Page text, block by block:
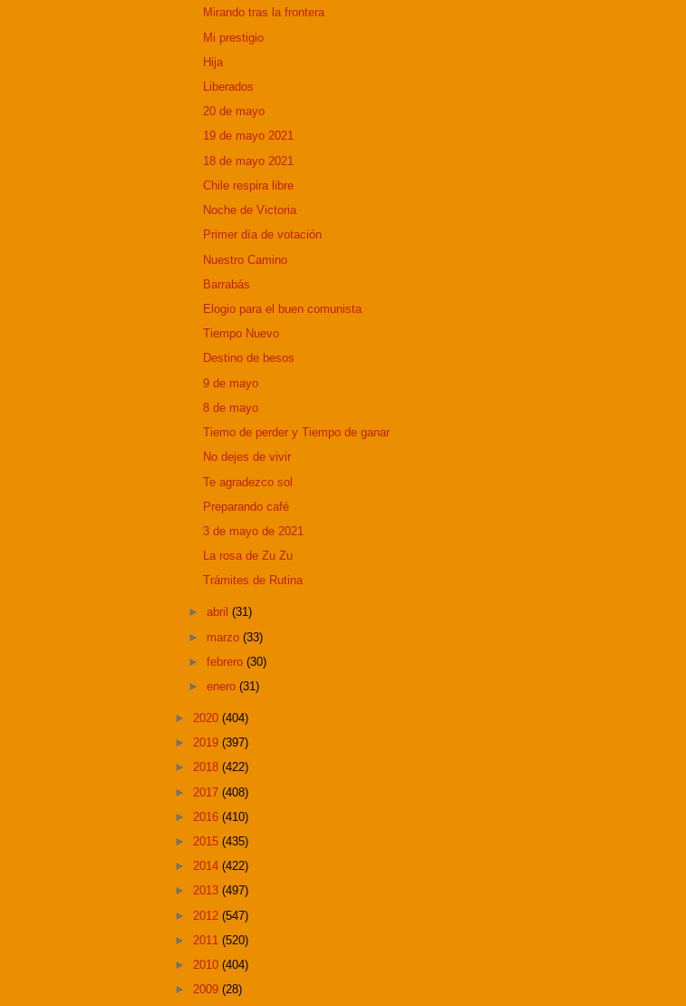
Mirando tras la frontera
Mi prestigio
Hija
Liberados
20 de mayo
19 de mayo 2021
18 de mayo 2021
Chile respira libre
Noche de Victoria
Primer día de votación
Nuestro Camino
Barrabás
Elogio para el buen comunista
Tiempo Nuevo
Destino de besos
9 de mayo
8 de mayo
Tiemo de perder y Tiempo de ganar
No dejes de vivir
Te agradezco sol
Preparando café
3 de mayo de 2021
La rosa de Zu Zu
Trámites de Rutina
►abril(31)
► marzo(33)
►febrero(30)
►enero(31)
► 2020 (404)
► 2019 (397)
► 2018 (422)
► 2017 (408)
► 2016 (410)
► 2015 (435)
► 2014 (422)
► 2013 (497)
► 2012 (547)
► 2011 (520)
► 2010 (404)
► 2009 (28)